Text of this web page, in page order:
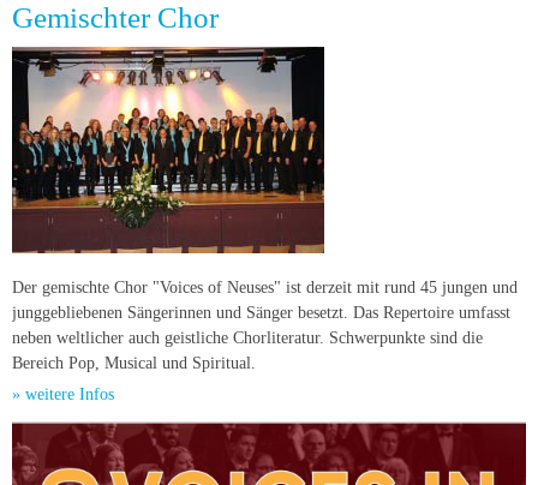
Gemischter Chor
Der gemischte Chor "Voices of Neuses" ist derzeit mit rund 45 jungen und
junggebliebenen Sängerinnen und Sänger besetzt. Das Repertoire umfasst
neben weltlicher auch geistliche Chorliteratur. Schwerpunkte sind die
Bereich Pop, Musical und Spiritual.
» weitere Infos